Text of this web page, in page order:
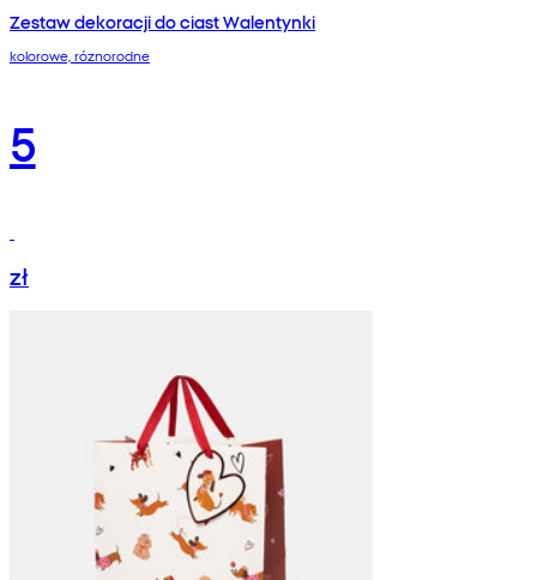
Zestaw dekoracji do ciast Walentynki
kolorowe, róznorodne
5
zł